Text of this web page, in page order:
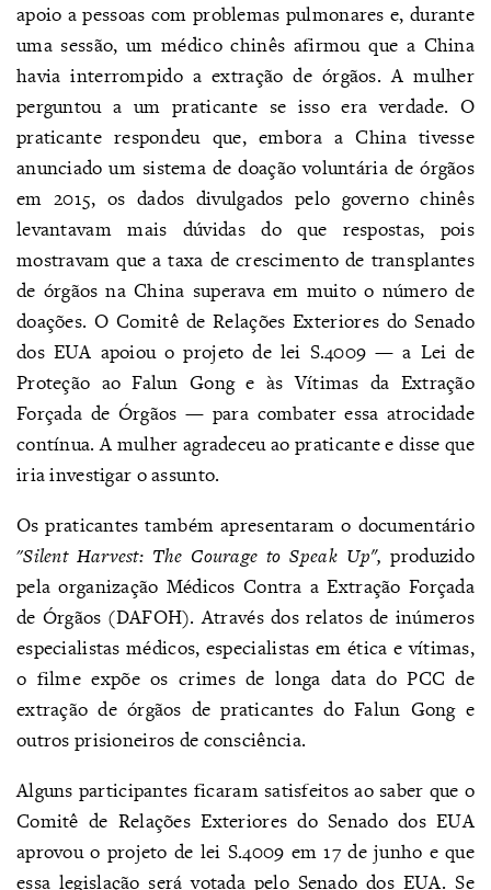
apoio a pessoas com problemas pulmonares e, durante
uma sessão, um médico chinês afirmou que a China
havia interrompido a extração de órgãos. A mulher
perguntou a um praticante se isso era verdade. O
praticante respondeu que, embora a China tivesse
anunciado um sistema de doação voluntária de órgãos
em 2015, os dados divulgados pelo governo chinês
levantavam mais dúvidas do que respostas, pois
mostravam que a taxa de crescimento de transplantes
de órgãos na China superava em muito o número de
doações. O Comitê de Relações Exteriores do Senado
dos EUA apoiou o projeto de lei S.4009 — a Lei de
Proteção ao Falun Gong e às Vítimas da Extração
Forçada de Órgãos — para combater essa atrocidade
contínua. A mulher agradeceu ao praticante e disse que
iria investigar o assunto.
Os praticantes também apresentaram o documentário
"Silent Harvest: The Courage to Speak Up", produzido
pela organização Médicos Contra a Extração Forçada
de Órgãos (DAFOH). Através dos relatos de inúmeros
especialistas médicos, especialistas em ética e vítimas,
o filme expõe os crimes de longa data do PCC de
extração de órgãos de praticantes do Falun Gong e
outros prisioneiros de consciência.
Alguns participantes ficaram satisfeitos ao saber que o
Comitê de Relações Exteriores do Senado dos EUA
aprovou o projeto de lei S.4009 em 17 de junho e que
essa legislação será votada pelo Senado dos EUA. Se